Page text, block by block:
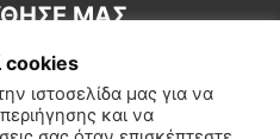
ΜΑΣ
cookies
ιστοσελίδα μας για να
και να